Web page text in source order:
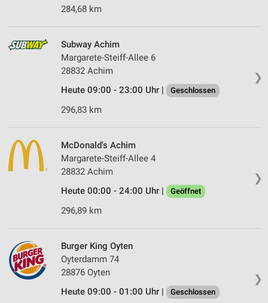
284,68 km
❯
Subway Achim
Margarete-Steiff-Allee 6
28832 Achim
Heute 09:00 - 23:00 Uhr |
Geschlossen
296,83 km
❯
McDonald's Achim
Margarete-Steiff-Allee 4
28832 Achim
Heute 00:00 - 24:00 Uhr |
Geöffnet
296,89 km
❯
Burger King Oyten
Oyterdamm 74
28876 Oyten
Heute 09:00 - 01:00 Uhr |
Geschlossen